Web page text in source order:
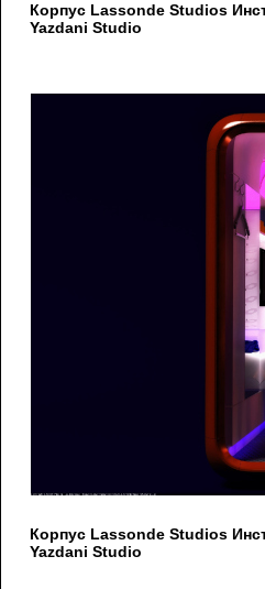
Корпус Lassonde Studios
Yazdani Studio
Корпус Lassonde Studios
Yazdani Studio